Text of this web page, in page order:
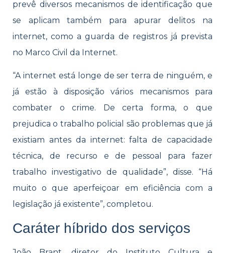
prevê diversos mecanismos de identificação que
se aplicam também para apurar delitos na
internet, como a guarda de registros já prevista
no Marco Civil da Internet.
“A internet está longe de ser terra de ninguém, e
já estão à disposição vários mecanismos para
combater o crime. De certa forma, o que
prejudica o trabalho policial são problemas que já
existiam antes da internet: falta de capacidade
técnica, de recurso e de pessoal para fazer
trabalho investigativo de qualidade”, disse. “Há
muito o que aperfeiçoar em eficiência com a
legislação já existente”, completou.
Caráter híbrido dos serviços